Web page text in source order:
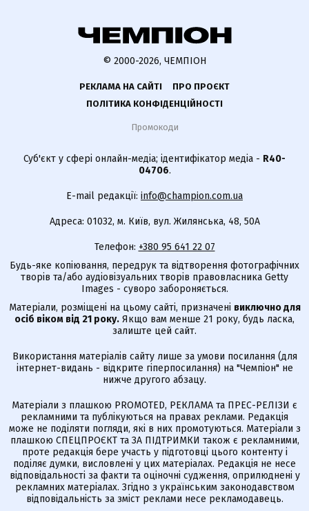
© 2000-2026, ЧЕМПІОН
РЕКЛАМА НА САЙТІ
ПРО ПРОЄКТ
ПОЛІТИКА КОНФІДЕНЦІЙНОСТІ
Промокоди
Суб'єкт у сфері онлайн-медіа; ідентифікатор медіа - R40-
04706.
E-mail редакції: info@champion.com.ua
Адреса: 01032, м. Київ, вул. Жилянська, 48, 50А
Телефон: +380 95 641 22 07
Будь-яке копіювання, передрук та відтворення фотографічних
творів та/або аудіовізуальних творів правовласника Getty
Images - суворо забороняється.
Матеріали, розміщені на цьому сайті, призначені виключно для
осіб віком від 21 року. Якщо вам менше 21 року, будь ласка,
залиште цей сайт.
Використання матеріалів сайту лише за умови посилання (для
інтернет-видань - відкрите гіперпосилання) на "Чемпіон" не
нижче другого абзацу.
Матеріали з плашкою PROMOTED, РЕКЛАМА та ПРЕС-РЕЛІЗИ є
рекламними та публікуються на правах реклами. Редакція
може не поділяти погляди, які в них промотуються. Матеріали з
плашкою СПЕЦПРОЄКТ та ЗА ПІДТРИМКИ також є рекламними,
проте редакція бере участь у підготовці цього контенту і
поділяє думки, висловлені у цих матеріалах. Редакція не несе
відповідальності за факти та оціночні судження, оприлюднені у
рекламних матеріалах. Згідно з українським законодавством
відповідальність за зміст реклами несе рекламодавець.